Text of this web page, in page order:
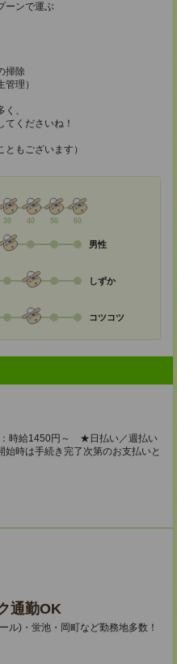
ーンで運ぶ
掃除
理）
、
てくださいね！
ともございます）
30 40 50 60
男性
しずか
コツコツ
時給1450円～ ★日払い／週払い
時は手続き完了次第のお支払いと
通勤OK
ル)・蛍池・岡町など勤務地多数！